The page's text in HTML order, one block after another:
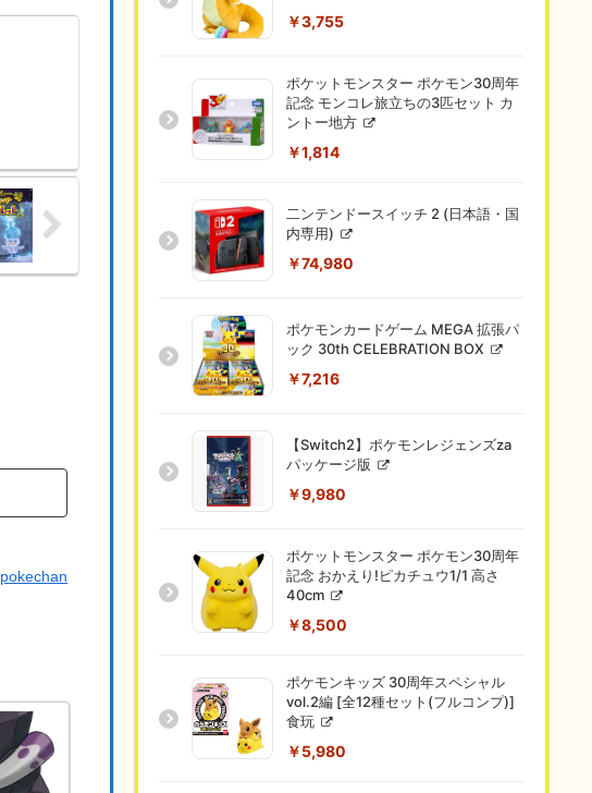
pokechan
￥3,755
ポケットモンスター ポケモン30周年
記念 モンコレ旅立ちの3匹セット カ
ントー地方
￥1,814
二ンテンドースイッチ 2 (日本語・国
内専用)
￥74,980
ポケモンカードゲーム MEGA 拡張パ
ック 30th CELEBRATION BOX
￥7,216
【Switch2】ポケモンレジェンズza
パッケージ版
￥9,980
ポケットモンスター ポケモン30周年
記念 おかえり!ピカチュウ1/1 高さ
40cm
￥8,500
ポケモンキッズ 30周年スペシャル
vol.2編 [全12種セット(フルコンプ)]
食玩
￥5,980